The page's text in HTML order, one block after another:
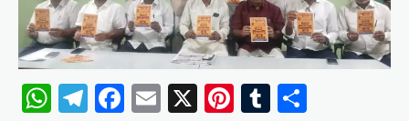
WhatsApp
Telegram
Facebook
Email
X Pinterest
Tumblr